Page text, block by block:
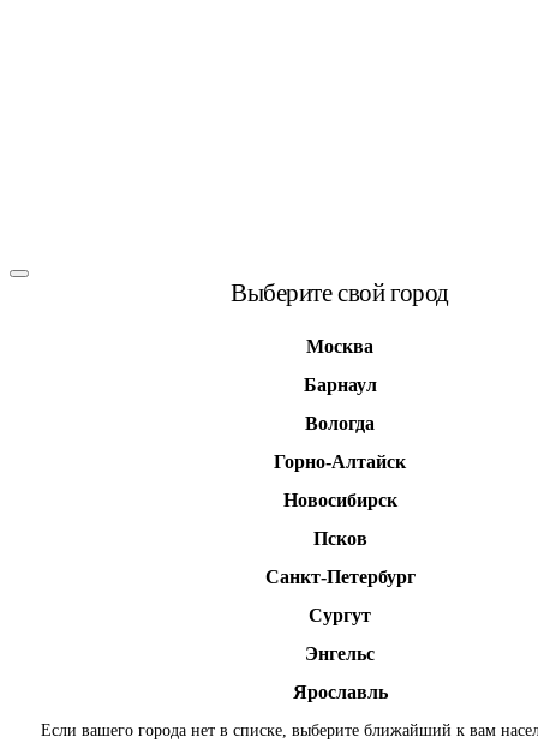
Выберите свой город
Москва
Барнаул
Вологда
Горно-Алтайск
Новосибирск
Псков
Санкт-Петербург
Сургут
Энгельс
Ярославль
Если вашего города нет в списке, выберите ближайший к вам